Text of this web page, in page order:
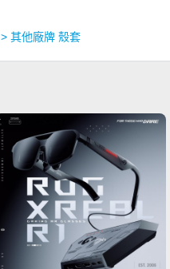
> 其他廠牌 殼套